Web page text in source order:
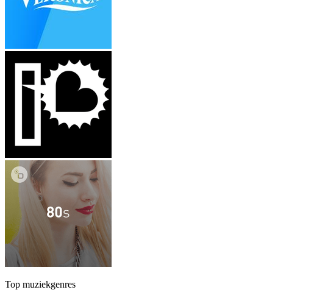
Top muziekgenres